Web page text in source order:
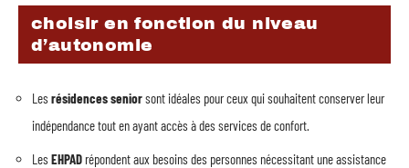
choisir en fonction du niveau
d’autonomie
Les résidences seniorsont idéales pour ceux qui souhaitent conserver leur
indépendance tout en ayant accès à des services de confort.
Les EHPAD répondent aux besoins des personnes nécessitant une assistance